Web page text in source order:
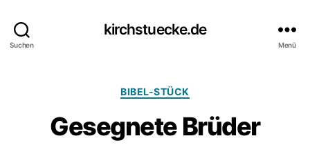
Suchen
kirchstuecke.de
Menü
Kategorien
BIBEL-STÜCK
Gesegnete Brüder